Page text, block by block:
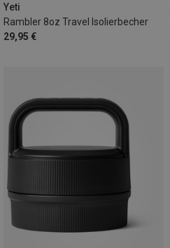
Yeti
Rambler 8oz Travel Isolierbecher
29,95 €